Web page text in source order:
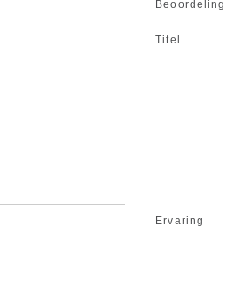
Beoordeling
Titel
Ervaring